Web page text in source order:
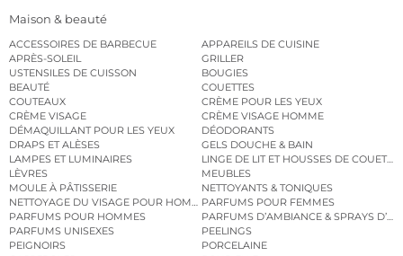
Maison & beauté
ACCESSOIRES DE BARBECUE
APPAREILS DE CUISINE
APRÈS-SOLEIL
GRILLER
USTENSILES DE CUISSON
BOUGIES
BEAUTÉ
COUETTES
COUTEAUX
CRÈME POUR LES YEUX
CRÈME VISAGE
CRÈME VISAGE HOMME
DÉMAQUILLANT POUR LES YEUX
DÉODORANTS
DRAPS ET ALÈSES
GELS DOUCHE & BAIN
LAMPES ET LUMINAIRES
LINGE DE LIT ET HOUSSES DE COUETTE
LÈVRES
MEUBLES
MOULE À PÂTISSERIE
NETTOYANTS & TONIQUES
NETTOYAGE DU VISAGE POUR HOMMESPARFUMS POUR FEMMES
PARFUMS POUR HOMMES
PARFUMS D’AMBIANCE & SPRAYS
PARFUMS UNISEXES
PEELINGS
PEIGNOIRS
PORCELAINE